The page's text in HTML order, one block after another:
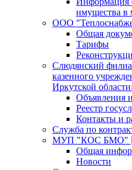
имущества в
ООО
Общая
Тарифы
Слюдянский
казенного
Иркутской
Объявления
Реестр
Контакты и
Служба по
МУП "КОС БМО"
Общая
Новости